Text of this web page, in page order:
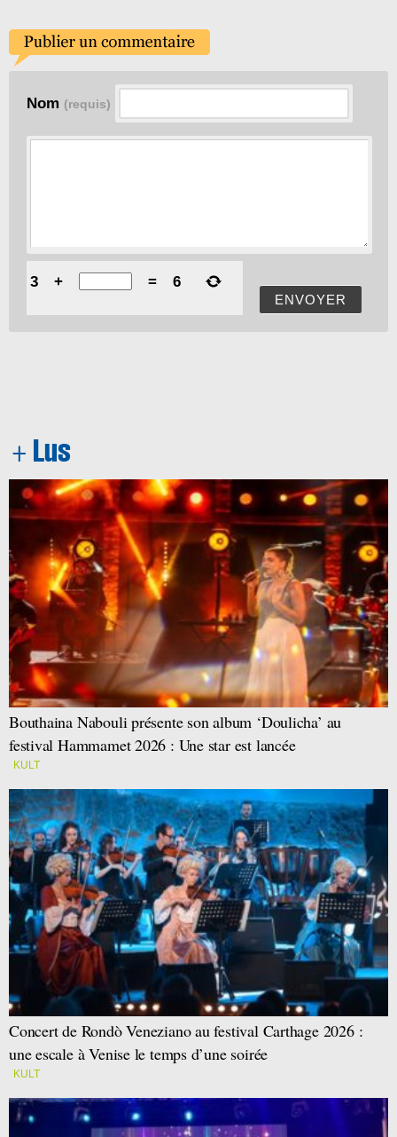
Nom (requis)
ENVOYER
3 + = 6
Bouthaina Nabouli présente son album ‘Doulicha’ au
festival Hammamet 2026 : Une star est lancée
KULT
Concert de Rondò Veneziano au festival Carthage 2026 :
une escale à Venise le temps d’une soirée
KULT